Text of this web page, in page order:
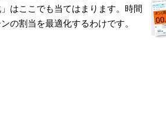
はここでも当てはまります。時間
の割当を最適化するわけです。